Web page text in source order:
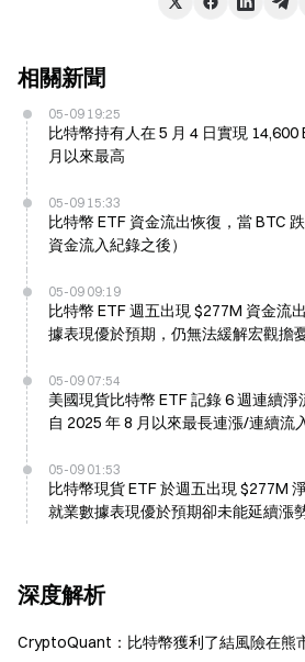
相關新聞
05-09 19:25
比特幣持有人在 5 月 4 日實現
月以來最高
05-09 15:33
比特幣 ETF 資金流出恢復，當 BTC
資金流入紀錄之後）
05-09 09:19
比特幣 ETF 週五出現 $277M 資金流出紀錄，儘管 4 月就業數
據表現優於預期，仍無法緩解宏觀擔
05-09 07:54
美國現貨比特幣 ETF 記錄 6 週連續淨
自 2025 年 8 月以來最長連漲/連續流
05-09 01:53
比特幣現貨 ETF 於週五出現 $277M 淨流出創紀錄，儘管 4 月
就業數據表現優於預期卻未能延續漲
深度解析
CryptoQuant：比特幣獲利了結風險在熊